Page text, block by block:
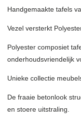
Handgemaakte tafels
Vezel versterkt
Polyester composiet
onderhoudsvriendelijk
Unieke collectie
De fraaie betonlook
en stoere uitstraling.